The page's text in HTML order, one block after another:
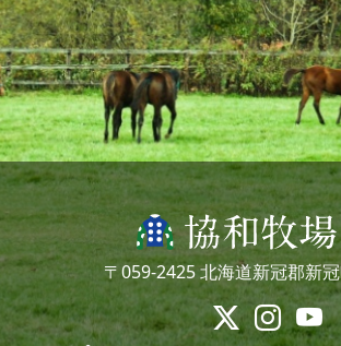
〒059-2425 北海道新冠郡新